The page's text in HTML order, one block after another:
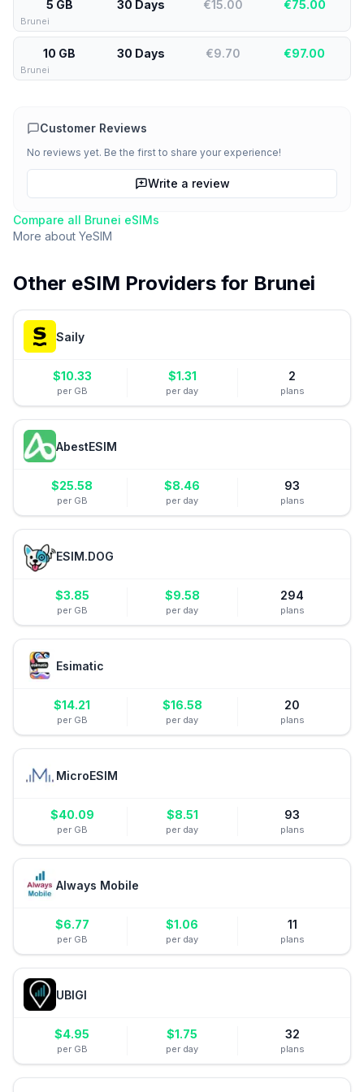
5 GB 30 Days €15.00 €75.00
Brunei
10 GB 30 Days €9.70 €97.00
Brunei
Customer Reviews
No reviews yet. Be the first to share your experience!
Write a review
Compare all Brunei eSIMs
More about YeSIM
Other eSIM Providers for Brunei
Saily
$10.33
per GB
$1.31
per day
2
plans
AbestESIM
$25.58
per GB
$8.46
per day
93
plans
ESIM.DOG
$3.85
per GB
$9.58
per day
294
plans
Esimatic
$14.21
per GB
$16.58
per day
20
plans
MicroESIM
$40.09
per GB
$8.51
per day
93
plans
Always Mobile
$6.77
per GB
$1.06
per day
11
plans
UBIGI
$4.95
per GB
$1.75
per day
32
plans